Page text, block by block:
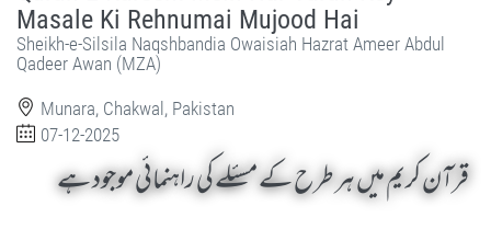
Masale Ki Rehnumai Mujood Hai
Sheikh-e-Silsila Naqshbandia Owaisiah Hazrat Ameer Abdul
Qadeer Awan (MZA)
Munara, Chakwal, Pakistan
07-12-2025
قرآن کریم میں ہر طرح کے مسئلے کی راہنمائی موجود ہے